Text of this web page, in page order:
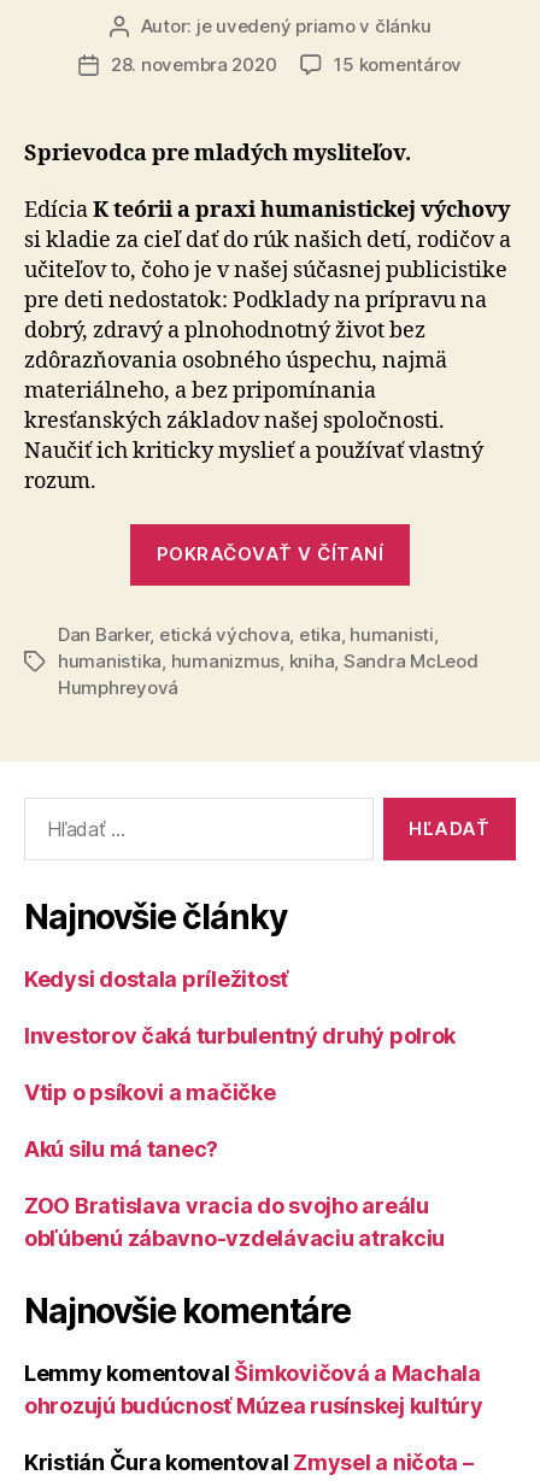
Autor
článku
Autor: je uvedený priamo v článku
Dátum
28. novembra 2020 15 komentárov
výchovy
Sprievodca pre mladých mysliteľov.
EdíciaK teórii a praxi humanistickej výchovy
si kladie za cieľ dať do rúk našich detí, rodičov a
učiteľov to, čoho je v našej súčasnej publicistike
pre deti nedostatok: Podklady na prípravu na
dobrý, zdravý a plnohodnotný život bez
zdôrazňovania osobného úspechu, najmä
materiálneho, a bez pripomínania
kresťanských základov našej spoločnosti.
Naučiť ich kriticky myslieť a používať vlastný
rozum.
POKRAČOVAŤ V ČÍTANÍ
praxi
Značky
Dan Barker, etická výchova etika humanisti
humanistika humanizmus kniha Sandra McLeod
Humphreyová
Najnovšie články
Kedysi dostala príležitosť
Investorov čaká turbulentný druhý polrok
Vtip o psíkovi a mačičke
Akú silu má tanec?
ZOO Bratislava vracia do svojho areálu
obľúbenú zábavno-vzdelávaciu atrakciu
Najnovšie komentáre
Lemmy komentoval Šimkovičová a Machala
ohrozujú budúcnosť Múzea rusínskej kultúry
Kristián Čura komentoval Zmysel a ničota –